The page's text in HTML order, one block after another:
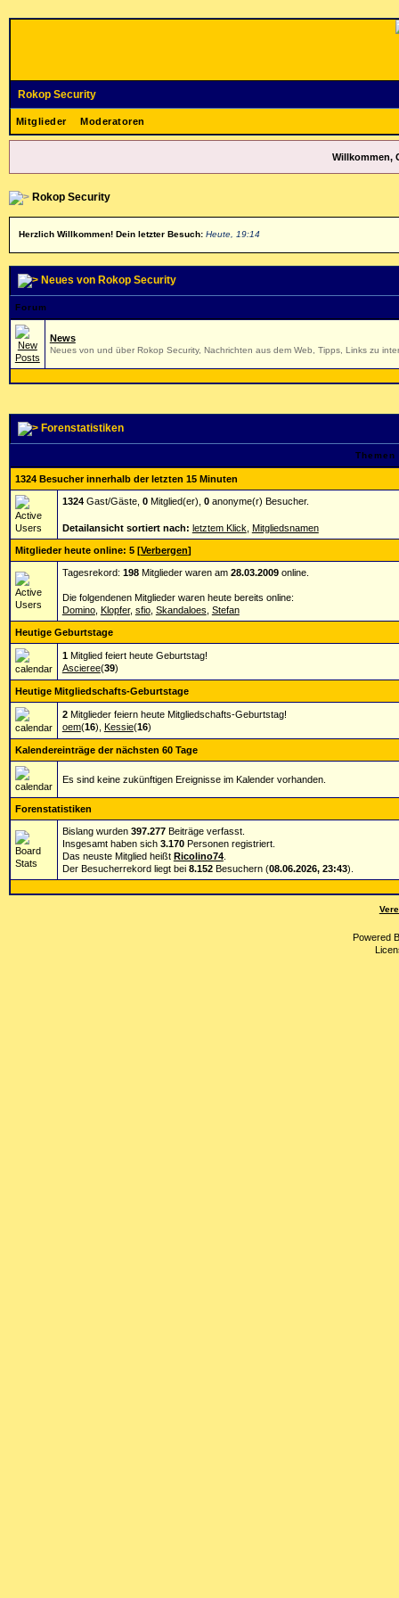
Rokop Security
Mitglieder Moderatoren
Willkommen,
Rokop Security
Herzlich Willkommen! Dein letzter Besuch: Heute, 19:14
Neues von Rokop Security
Forum
News
Neues von und über Rokop Security, Nachrichten aus dem Web, Tipps, Links zu
Forenstatistiken
Themen
1324 Besucher innerhalb der letzten 15 Minuten
1324Gast/Gäste, 0Mitglied(er), 0anonyme(r) Besucher.
Detailansicht sortiert nach: letztem Klick Mitgliedsnamen
Mitglieder heute online: 5 [Verbergen]
Tagesrekord: 198Mitglieder waren am 28.03.2009online.
Die folgendenen Mitglieder waren heute bereits online:
Domino, Klopfer, sfio, Skandaloes Stefan
Heutige Geburtstage
1Mitglied feiert heute Geburtstag!
Ascieree(39)
Heutige Mitgliedschafts-Geburtstage
2Mitglieder feiern heute Mitgliedschafts-Geburtstag!
oem(16), Kessie(16)
Kalendereinträge der nächsten 60 Tage
Es sind keine zukünftigen Ereignisse im Kalender vorhanden.
Forenstatistiken
Bislang wurden 397.277Beiträge verfasst.
Insgesamt haben sich 3.170Personen registriert.
Das neuste Mitglied heißt Ricolino74.
Der Besucherrekord liegt bei 8.152Besuchern (08.06.2026, 23:43).
Powered